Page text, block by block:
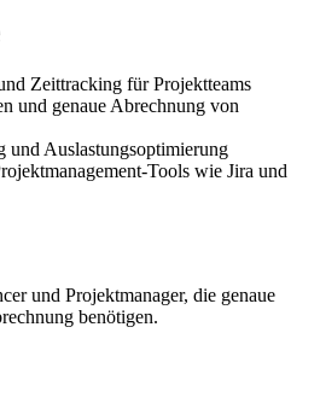
Zeittracking für Projektteams
und genaue Abrechnung von
und Auslastungsoptimierung
Tools wie Jira und
und Projektmanager, die genaue
benötigen.